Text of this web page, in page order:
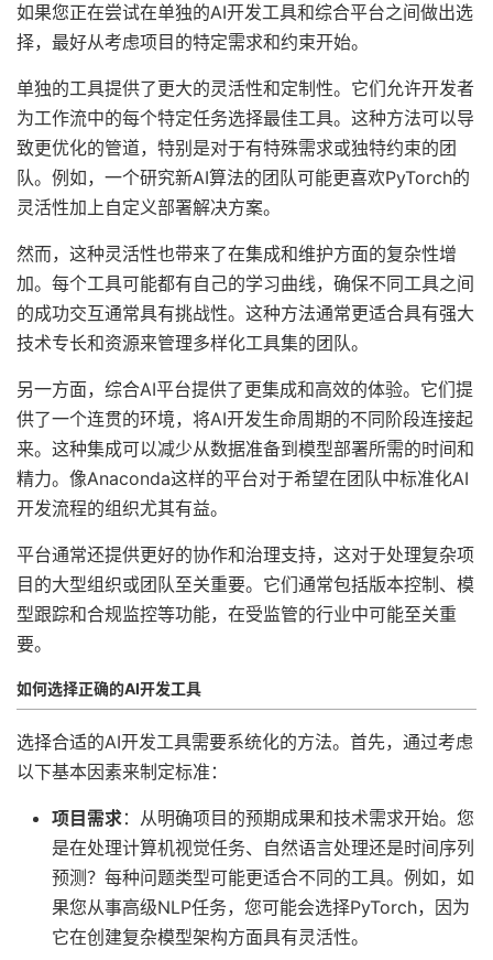
如果您正在尝试在单独的AI开发工具和综合平台之间做出选
择，最好从考虑项目的特定需求和约束开始。
单独的工具提供了更大的灵活性和定制性。它们允许开发者
为工作流中的每个特定任务选择最佳工具。这种方法可以导
致更优化的管道，特别是对于有特殊需求或独特约束的团
队。例如，一个研究新AI算法的团队可能更喜欢PyTorch的
灵活性加上自定义部署解决方案。
然而，这种灵活性也带来了在集成和维护方面的复杂性增
加。每个工具可能都有自己的学习曲线，确保不同工具之间
的成功交互通常具有挑战性。这种方法通常更适合具有强大
技术专长和资源来管理多样化工具集的团队。
另一方面，综合AI平台提供了更集成和高效的体验。它们提
供了一个连贯的环境，将AI开发生命周期的不同阶段连接起
来。这种集成可以减少从数据准备到模型部署所需的时间和
精力。像Anaconda这样的平台对于希望在团队中标准化AI
开发流程的组织尤其有益。
平台通常还提供更好的协作和治理支持，这对于处理复杂项
目的大型组织或团队至关重要。它们通常包括版本控制、模
型跟踪和合规监控等功能，在受监管的行业中可能至关重
要。
如何选择正确的AI开发工具
选择合适的AI开发工具需要系统化的方法。首先，通过考虑
以下基本因素来制定标准：
项目需求：从明确项目的预期成果和技术需求开始。您
是在处理计算机视觉任务、自然语言处理还是时间序列
预测？每种问题类型可能更适合不同的工具。例如，如
果您从事高级NLP任务，您可能会选择PyTorch，因为
它在创建复杂模型架构方面具有灵活性。